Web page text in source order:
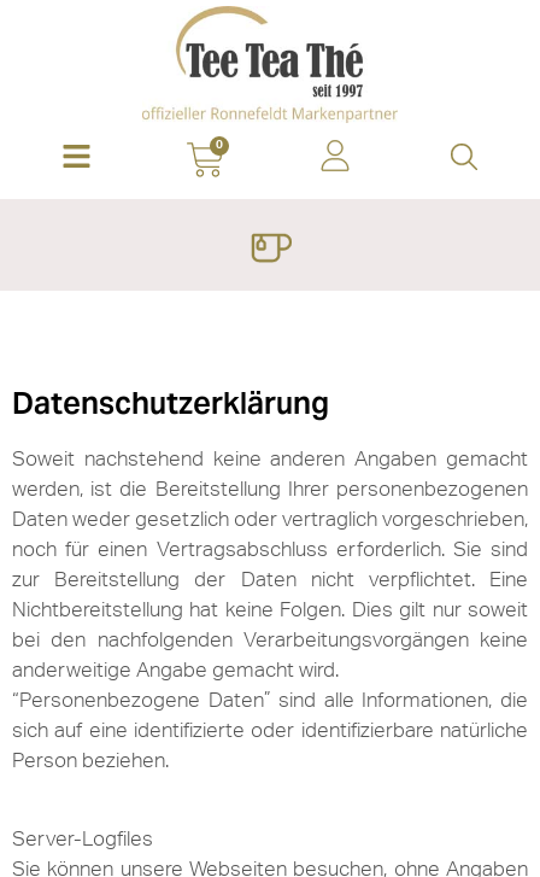
0
Datenschutzerklärung
Soweit nachstehend keine anderen Angaben gemacht
werden, ist die Bereitstellung Ihrer personenbezogenen
Daten weder gesetzlich oder vertraglich vorgeschrieben,
noch für einen Vertragsabschluss erforderlich. Sie sind
zur Bereitstellung der Daten nicht verpflichtet. Eine
Nichtbereitstellung hat keine Folgen. Dies gilt nur soweit
bei den nachfolgenden Verarbeitungsvorgängen keine
anderweitige Angabe gemacht wird.
“Personenbezogene Daten” sind alle Informationen, die
sich auf eine identifizierte oder identifizierbare natürliche
Person beziehen.
Server-Logfiles
Sie können unsere Webseiten besuchen, ohne Angaben